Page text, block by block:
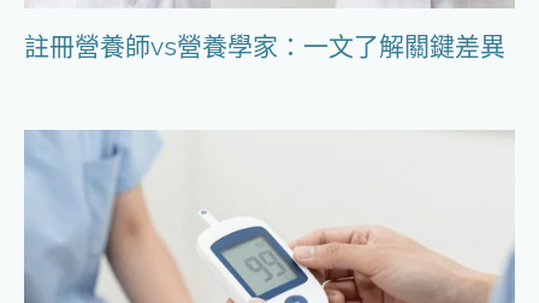
註冊營養師vs營養學家：一文了解關鍵差異